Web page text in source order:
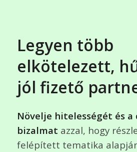
Legyen több
elkötelezett,
jól fizető
Növelje hitelességét és
bizalmat azzal, hogy
felépített tematika